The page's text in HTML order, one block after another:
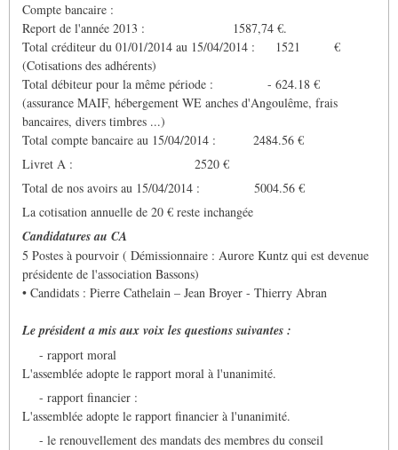
Compte bancaire :
Report de l'année 2013 : 1587,74 €.
Total créditeur du 01/01/2014 au 15/04/2014 : 1521 €
(Cotisations des adhérents)
Total débiteur pour la même période : - 624.18 €
(assurance MAIF, hébergement WE anches d'Angoulême, frais
bancaires, divers timbres ...)
Total compte bancaire au 15/04/2014 : 2484.56 €
Livret A : 2520 €
Total de nos avoirs au 15/04/2014 : 5004.56 €
La cotisation annuelle de 20 € reste inchangée
Candidatures au CA
5 Postes à pourvoir ( Démissionnaire : Aurore Kuntz qui est devenue
présidente de l'association Bassons)
• Candidats : Pierre Cathelain – Jean Broyer - Thierry Abran
Le président a mis aux voix les questions suivantes :
- rapport moral
L'assemblée adopte le rapport moral à l'unanimité.
- rapport financier :
L'assemblée adopte le rapport financier à l'unanimité.
- le renouvellement des mandats des membres du conseil